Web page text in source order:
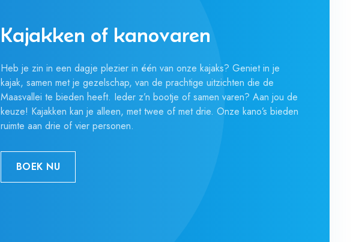
Kajakken of kanovaren
Heb je zin in een dagje plezier in één van onze kajaks? Geniet in je
kajak, samen met je gezelschap, van de prachtige uitzichten die de
Maasvallei te bieden heeft. Ieder z’n bootje of samen varen? Aan jou de
keuze! Kajakken kan je alleen, met twee of met drie. Onze kano’s bieden
ruimte aan drie of vier personen.
BOEK NU